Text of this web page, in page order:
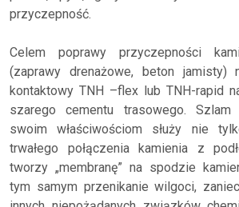
przyczepność.
Celem poprawy przyczepności
(zaprawy drenażowe, beton jamisty)
kontaktowy TNH –flex lub TNH-rapid
szarego cementu trasowego.
swoim właściwościom służy nie
trwałego połączenia kamienia z
tworzy „membranę” na spodzie
tym samym przenikanie wilgoci,